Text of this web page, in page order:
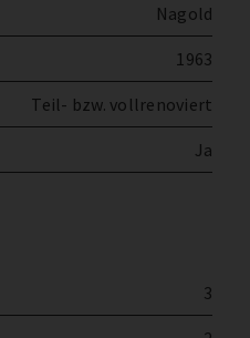
Nagold
1963
Teil- bzw. vollrenoviert
Ja
3